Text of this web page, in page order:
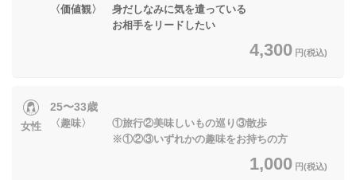
〈価値観〉 身だしなみに気を遣っている
お相手をリードしたい
4,300 円(税込)
女性
25〜33歳
〈趣味〉 ①旅行②美味しいもの巡り③散歩
※①②③いずれかの趣味をお持ちの方
1,000 円(税込)